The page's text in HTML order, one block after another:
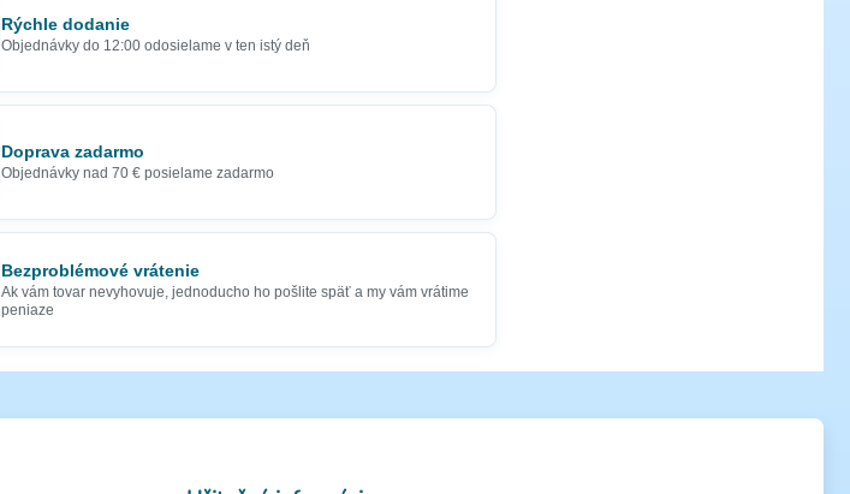
Rýchle dodanie
Objednávky do 12:00 odosielame v ten istý deň
Doprava zadarmo
Objednávky nad 70 € posielame zadarmo
Bezproblémové vrátenie
Ak vám tovar nevyhovuje, jednoducho ho pošlite späť a my vám vrátime
peniaze